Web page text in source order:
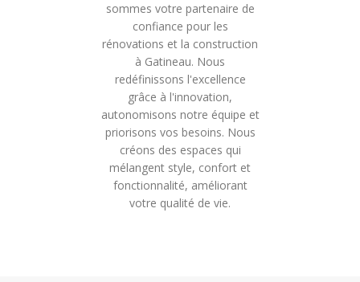
sommes votre partenaire de
confiance pour les
rénovations et la construction
à Gatineau. Nous
redéfinissons l'excellence
grâce à l'innovation,
autonomisons notre équipe et
priorisons vos besoins. Nous
créons des espaces qui
mélangent style, confort et
fonctionnalité, améliorant
votre qualité de vie.